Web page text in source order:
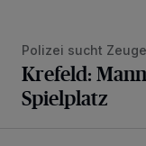
Polizei sucht
Krefeld:
Spielplatz